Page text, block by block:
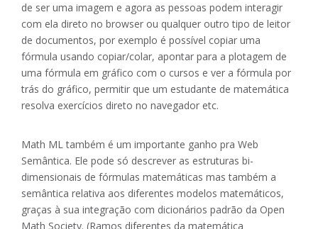
de ser uma imagem e agora as pessoas podem interagir
com ela direto no browser ou qualquer outro tipo de leitor
de documentos, por exemplo é possível copiar uma
fórmula usando copiar/colar, apontar para a plotagem de
uma fórmula em gráfico com o cursos e ver a fórmula por
trás do gráfico, permitir que um estudante de matemática
resolva exercícios direto no navegador etc.
Math ML também é um importante ganho pra Web
Semântica. Ele pode só descrever as estruturas bi-
dimensionais de fórmulas matemáticas mas também a
semântica relativa aos diferentes modelos matemáticos,
graças à sua integração com dicionários padrão da Open
Math Society. (Ramos diferentes da matemática